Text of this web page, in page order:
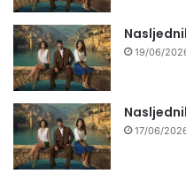
19/06/
17/06/